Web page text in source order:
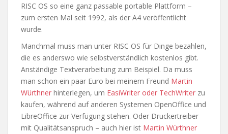
RISC OS so eine ganz passable portable Plattform –
zum ersten Mal seit 1992, als der A4 veröffentlicht
wurde.
Manchmal muss man unter RISC OS für Dinge bezahlen,
die es anderswo wie selbstverständlich kostenlos gibt.
Anständige Textverarbeitung zum Beispiel. Da muss
man schon ein paar Euro bei meinem Freund Martin
Würthner hinterlegen, um EasiWriter oder TechWriter zu
kaufen, während auf anderen Systemen OpenOffice und
LibreOffice zur Verfügung stehen. Oder Druckertreiber
mit Qualitätsanspruch – auch hier ist Martin Würthner